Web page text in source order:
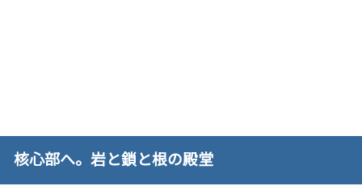
核心部へ。岩と鎖と根の殿堂